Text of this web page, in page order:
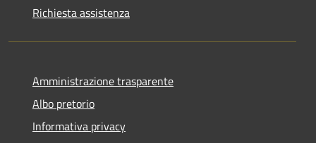
Richiesta assistenza
Amministrazione trasparente
Albo pretorio
Informativa privacy